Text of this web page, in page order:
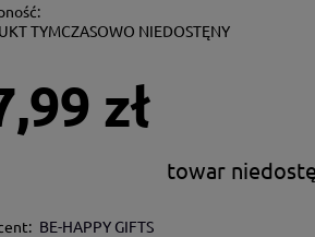
TYMCZASOWO NIEDOSTĘNY
zł
towar
BE-HAPPY GIFTS